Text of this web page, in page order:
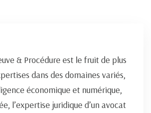
& Procédure est le fruit de plus
dans des domaines variés,
économique et numérique,
l’expertise juridique d’un avocat